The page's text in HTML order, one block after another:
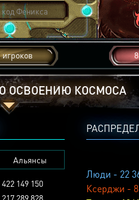
игроков
ОСВОЕНИЮ КОСМОСА
Люди - 22
Ксерджи -
Альянсы
422 149 150
217 289 828